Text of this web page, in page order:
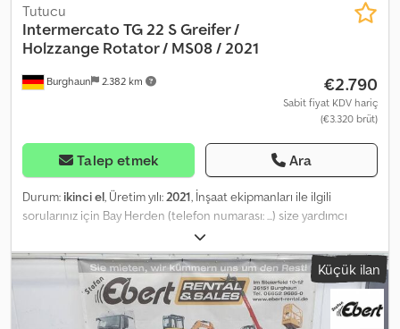
Burghaun 2.382 km
Tutucu
IntermercatoTG 22 S Greifer /
Holzzange Rotator / MS08 / 2021
€2.790
Sabit fiyat KDV hariç
(€3.320 brüt)
Talep etmek Ara
Durum: ikinci el, Üretim yılı:2021, İnşaat ekipmanları ile ilgili
sorularınız için Bay Herden (telefon numarası: ...) size yardımcı
olmaktan memnuniyet duyar. Intermercato TG 22 S Kavrama /
Yuvarlak Odun Kavrama / Tamamen yeni döner mekanizma dahil /
MS08 bağlantı dahil / Üretim yılı: 2021 / Stokta ve hemen teslim
Fiyat: 2.790,00 € (net) / 3.320,10 € (brüt) - Ağırlık: 112 kg - Kesit alanı:
0,22 m² - Maks. çalışma basıncı: 200 bar - Yağ akışı: 50 l/dak -
Küçük ilan